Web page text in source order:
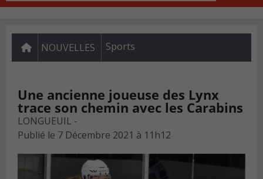
NOUVELLES Sports
Une ancienne joueuse des Lynx
trace son chemin avec les Carabins
LONGUEUIL -
Publié le 7 Décembre 2021 à 11h12